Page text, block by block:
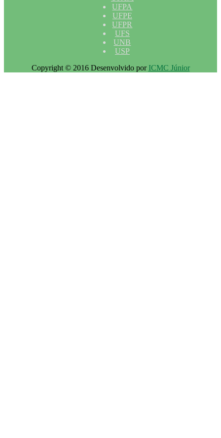
UFPA
UFPE
UFPR
UFS
UNB
USP
Copyright © 2016 Desenvolvido por ICMC Júnior